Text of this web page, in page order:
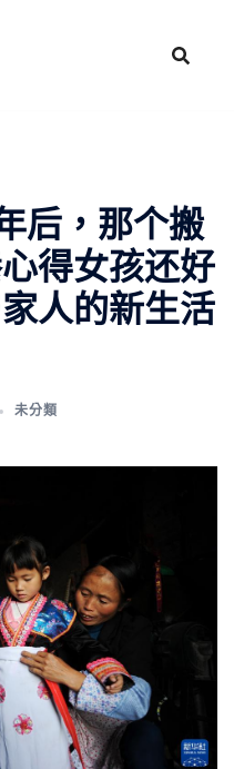
后，那个搬
得女孩还好
人的新生活
未分類